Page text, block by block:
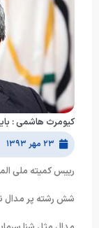
کیومرث هاشمی :
۲۳ مهر ۱۳۹۳
رییس کمیته ملی
شش رشته پر مدال